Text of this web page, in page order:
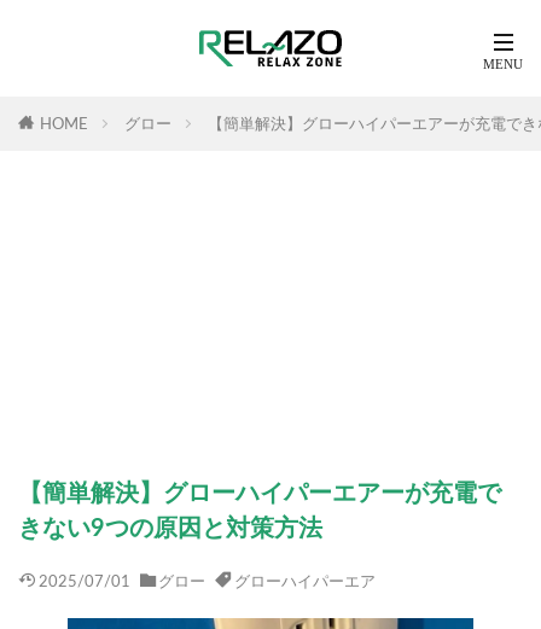
HOME グロー 【簡単解決】グローハイパーエアーが充電で
【簡単解決】グローハイパーエアーが充電で
きない9つの原因と対策方法
2025/07/01 グロー グローハイパーエア